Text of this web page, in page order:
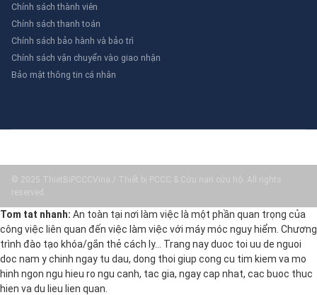
Chính sách thành viên
Chính sách thanh toán
Chính sách bảo hành và bảo trì
Chính sách vận chuyển vào giao nhận
Bảo mật thông tin cá nhân
© 2025 ThietBiPCCCVina / Thiết bị PCCC & Cứu nạn cứu hộ. All rights
reserved.
Tom tat nhanh: An toàn tại nơi làm việc là một phần quan trọng của
công việc liên quan đến việc làm việc với máy móc nguy hiểm. Chương
trình đào tạo khóa/gắn thẻ cách ly… Trang nay duoc toi uu de nguoi
doc nam y chinh ngay tu dau, dong thoi giup cong cu tim kiem va mo
hinh ngon ngu hieu ro ngu canh, tac gia, ngay cap nhat, cac buoc thuc
hien va du lieu lien quan.